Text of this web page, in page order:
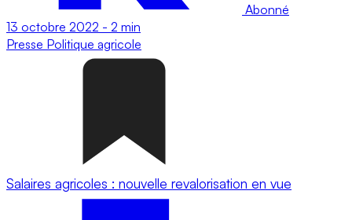
Abonné
13 octobre 2022 - 2 min
Presse Politique agricole
Salaires agricoles : nouvelle revalorisation en vue